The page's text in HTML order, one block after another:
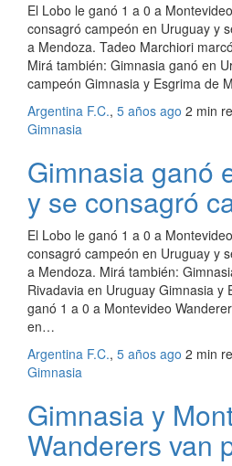
El Lobo le ganó 1 a 0 a
consagró campeón en Uruguay y
a Mendoza. Tadeo Marchiori
Mirá también: Gimnasia ganó en
campeón Gimnasia y Esgrima de
Argentina F.C., 5 años ago 2 min
Gimnasia
Gimnasia ganó
y se consagró
El Lobo le ganó 1 a 0 a
consagró campeón en Uruguay y
a Mendoza. Mirá también:
Rivadavia en Uruguay Gimnasia y
ganó 1 a 0 a Montevideo
en…
Argentina F.C., 5 años ago 2 min
Gimnasia
Gimnasia y
Wanderers van